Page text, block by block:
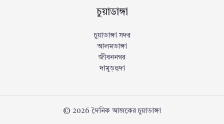
চুয়াডাঙ্গা
চুয়াডাঙ্গা সদর
আলমডাঙ্গা
জীবননগর
দামুড়হুদা
© 2026 দৈনিক আজকের চুয়াডাঙ্গা